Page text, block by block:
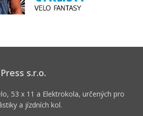
s.r.o.
53 x 11 a Elektrokola, určených pro
a jízdních kol.